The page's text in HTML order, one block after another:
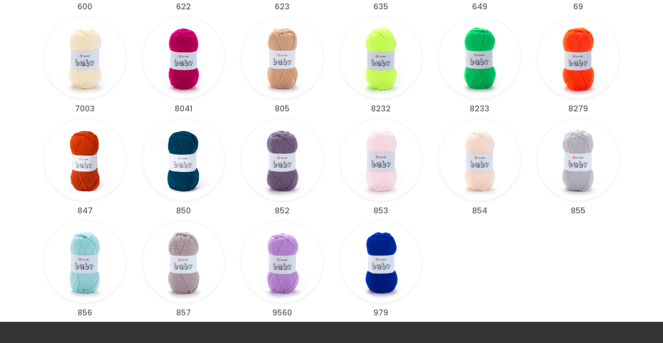
600 622 623 635 649 69
7003 8041 805 8232 8233 8279
847 850 852 853 854 855
856 857 9560 979